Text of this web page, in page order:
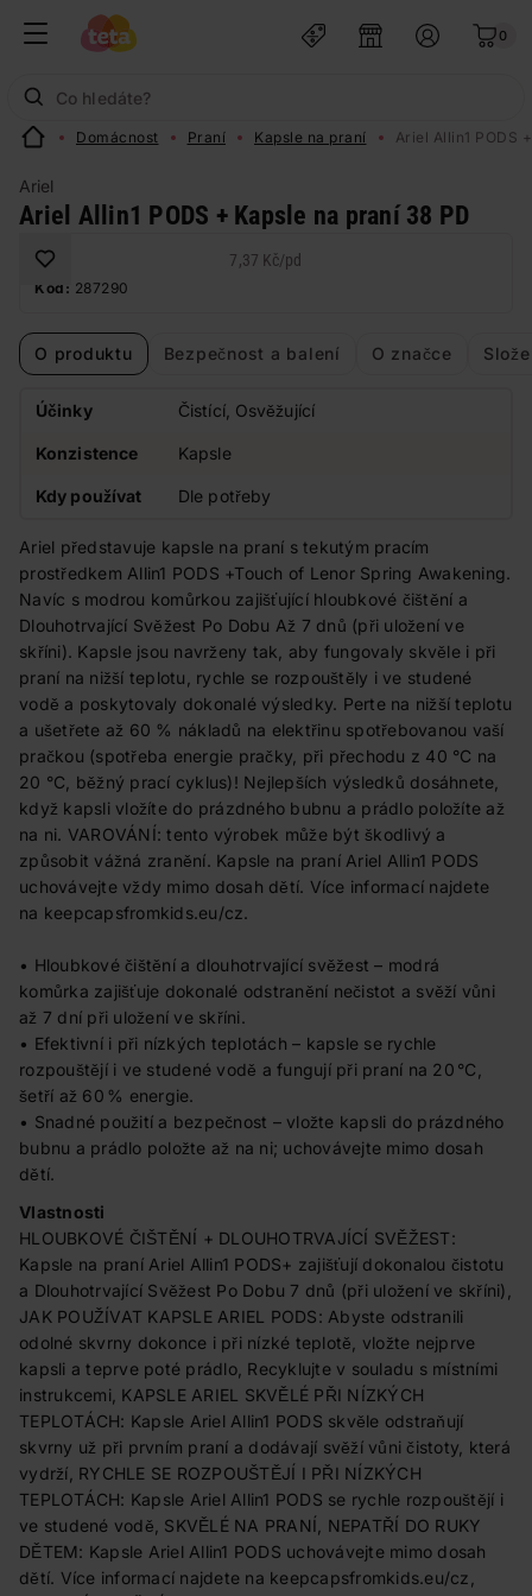
0
Domácnost Praní Kapsle na praní Ariel Allin1 PODS
Ariel
Ariel Allin1 PODS + Kapsle na praní 38 PD
7,37 Kč/pd
Kód: 287290
O produktu Bezpečnost a balení O značce
Účinky Čistící, Osvěžující
Konzistence Kapsle
Kdy používat Dle potřeby
Ariel představuje kapsle na praní s tekutým pracím
prostředkem Allin1 PODS +Touch of Lenor Spring Awakening.
Navíc s modrou komůrkou zajišťující hloubkové čištění a
Dlouhotrvající Svěžest Po Dobu Až 7 dnů (při uložení ve
skříni). Kapsle jsou navrženy tak, aby fungovaly skvěle i při
praní na nižší teplotu, rychle se rozpouštěly i ve studené
vodě a poskytovaly dokonalé výsledky. Perte na nižší teplotu
a ušetřete až 60 % nákladů na elektřinu spotřebovanou vaší
pračkou (spotřeba energie pračky, při přechodu z 40 °C na
20 °C, běžný prací cyklus)! Nejlepších výsledků dosáhnete,
když kapsli vložíte do prázdného bubnu a prádlo položíte až
na ni. VAROVÁNÍ: tento výrobek může být škodlivý a
způsobit vážná zranění. Kapsle na praní Ariel Allin1 PODS
uchovávejte vždy mimo dosah dětí. Více informací najdete
na keepcapsfromkids.eu/cz.
• Hloubkové čištění a dlouhotrvající svěžest – modrá
komůrka zajišťuje dokonalé odstranění nečistot a svěží vůni
až 7 dní při uložení ve skříni.
• Efektivní i při nízkých teplotách – kapsle se rychle
rozpouštějí i ve studené vodě a fungují při praní na 20 °C,
šetří až 60 % energie.
• Snadné použití a bezpečnost – vložte kapsli do prázdného
bubnu a prádlo položte až na ni; uchovávejte mimo dosah
dětí.
Vlastnosti
HLOUBKOVÉ ČIŠTĚNÍ + DLOUHOTRVAJÍCÍ SVĚŽEST:
Kapsle na praní Ariel Allin1 PODS+ zajišťují dokonalou čistotu
a Dlouhotrvající Svěžest Po Dobu 7 dnů (při uložení ve skříni),
JAK POUŽÍVAT KAPSLE ARIEL PODS: Abyste odstranili
odolné skvrny dokonce i při nízké teplotě, vložte nejprve
kapsli a teprve poté prádlo, Recyklujte v souladu s místními
instrukcemi, KAPSLE ARIEL SKVĚLÉ PŘI NÍZKÝCH
TEPLOTÁCH: Kapsle Ariel Allin1 PODS skvěle odstraňují
skvrny už při prvním praní a dodávají svěží vůni čistoty, která
vydrží, RYCHLE SE ROZPOUŠTĚJÍ I PŘI NÍZKÝCH
TEPLOTÁCH: Kapsle Ariel Allin1 PODS se rychle rozpouštějí i
ve studené vodě, SKVĚLÉ NA PRANÍ, NEPATŘÍ DO RUKY
DĚTEM: Kapsle Ariel Allin1 PODS uchovávejte mimo dosah
dětí. Více informací najdete na keepcapsfromkids.eu/cz,